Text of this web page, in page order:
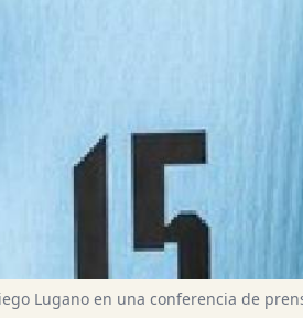
Lugano en una conferencia de